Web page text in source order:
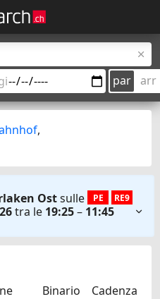
par arr
,
Ostsulle PE RE9
tra le 19:25– 11:45
Binario Cadenza